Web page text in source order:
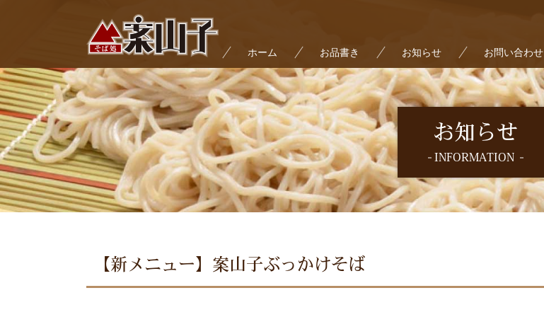
ホーム お品書き お知らせ お問い合わせ
お知らせ
INFORMATION
【新メニュー】案山子ぶっかけそば